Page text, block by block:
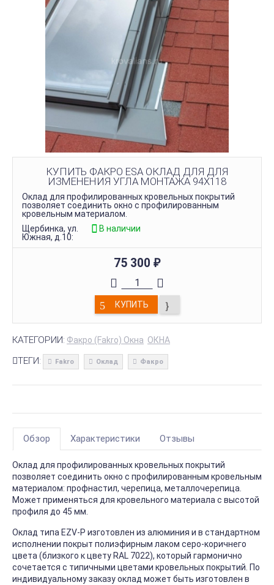
КУПИТЬ ФАКРО ESA ОКЛАД ДЛЯ ДЛЯ
ИЗМЕНЕНИЯ УГЛА МОНТАЖА 94Х118
Оклад для профилированных кровельных покрытий
позволяет соединить окно с профилированным
кровельным материалом.
Щербинка, ул.
Южная, д.10:
В наличии
75 300 ₽
КУПИТЬ
КАТЕГОРИИ: Факро (Fakro) Окна ОКНА
ТЕГИ: Fakro Оклад Факро
Обзор Характеристики Отзывы
Оклад для профилированных кровельных покрытий
позволяет соединить окно с профилированным кровельным
материалом: профнастил, черепица, металлочерепица.
Может применяться для кровельного материала с высотой
профиля до 45 мм.
Оклад типа EZV-P изготовлен из алюминия и в стандартном
исполнении покрыт полиэфирным лаком серо-коричнего
цвета (близкого к цвету RAL 7022), который гармонично
сочетается с типичными цветами кровельных покрытий. По
индивидуальному заказу оклад может быть изготовлен в